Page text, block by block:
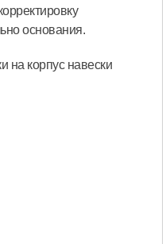
основания.
на корпус навески